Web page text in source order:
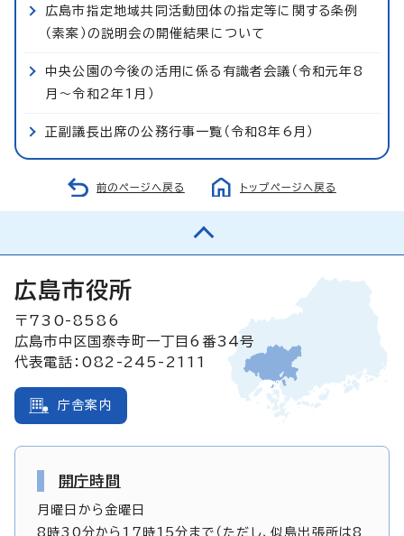
広島市指定地域共同活動団体の指定等に関する条例
（素案）の説明会の開催結果について
中央公園の今後の活用に係る有識者会議（令和元年8
月～令和2年1月）
正副議長出席の公務行事一覧（令和8年6月）
前のページへ戻る トップページへ戻る
広島市役所
〒730-8586
広島市中区国泰寺町一丁目6番34号
代表電話：082-245-2111
庁舎案内
開庁時間
月曜日から金曜日
8時30分から17時15分まで（ただし、似島出張所は8